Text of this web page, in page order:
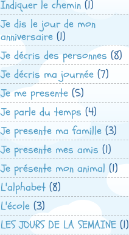
Indiquer le chemin (1)
Je dis le jour de mon
anniversaire (1)
Je décris des personnes (8)
Je décris ma journée (7)
Je me presente (5)
Je parle du temps (4)
Je presente ma famille (3)
Je presente mes amis (1)
Je présente mon animal (1)
L'alphabet (8)
L'école (3)
LES JOURS DE LA SEMAINE (1)